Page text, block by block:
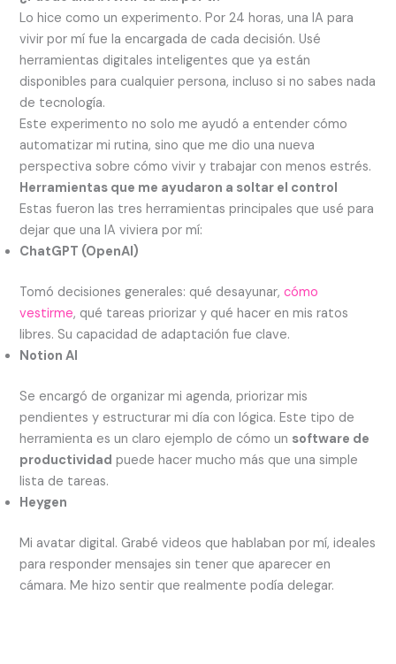
Lo hice como un experimento. Por 24 horas, una IA para
vivir por mí fue la encargada de cada decisión. Usé
herramientas digitales inteligentes que ya están
disponibles para cualquier persona, incluso si no sabes nada
de tecnología.
Este experimento no solo me ayudó a entender cómo
automatizar mi rutina, sino que me dio una nueva
perspectiva sobre cómo vivir y trabajar con menos estrés.
Herramientas que me ayudaron a soltar el control
Estas fueron las tres herramientas principales que usé para
dejar que una IA viviera por mí:
ChatGPT (OpenAI)
Tomó decisiones generales: qué desayunar,cómo
vestirme, qué tareas priorizar y qué hacer en mis ratos
libres. Su capacidad de adaptación fue clave.
Notion AI
Se encargó de organizar mi agenda, priorizar mis
pendientes y estructurar mi día con lógica. Este tipo de
herramienta es un claro ejemplo de cómo un software de
productividad puede hacer mucho más que una simple
lista de tareas.
Heygen
Mi avatar digital. Grabé videos que hablaban por mí, ideales
para responder mensajes sin tener que aparecer en
cámara. Me hizo sentir que realmente podía delegar.